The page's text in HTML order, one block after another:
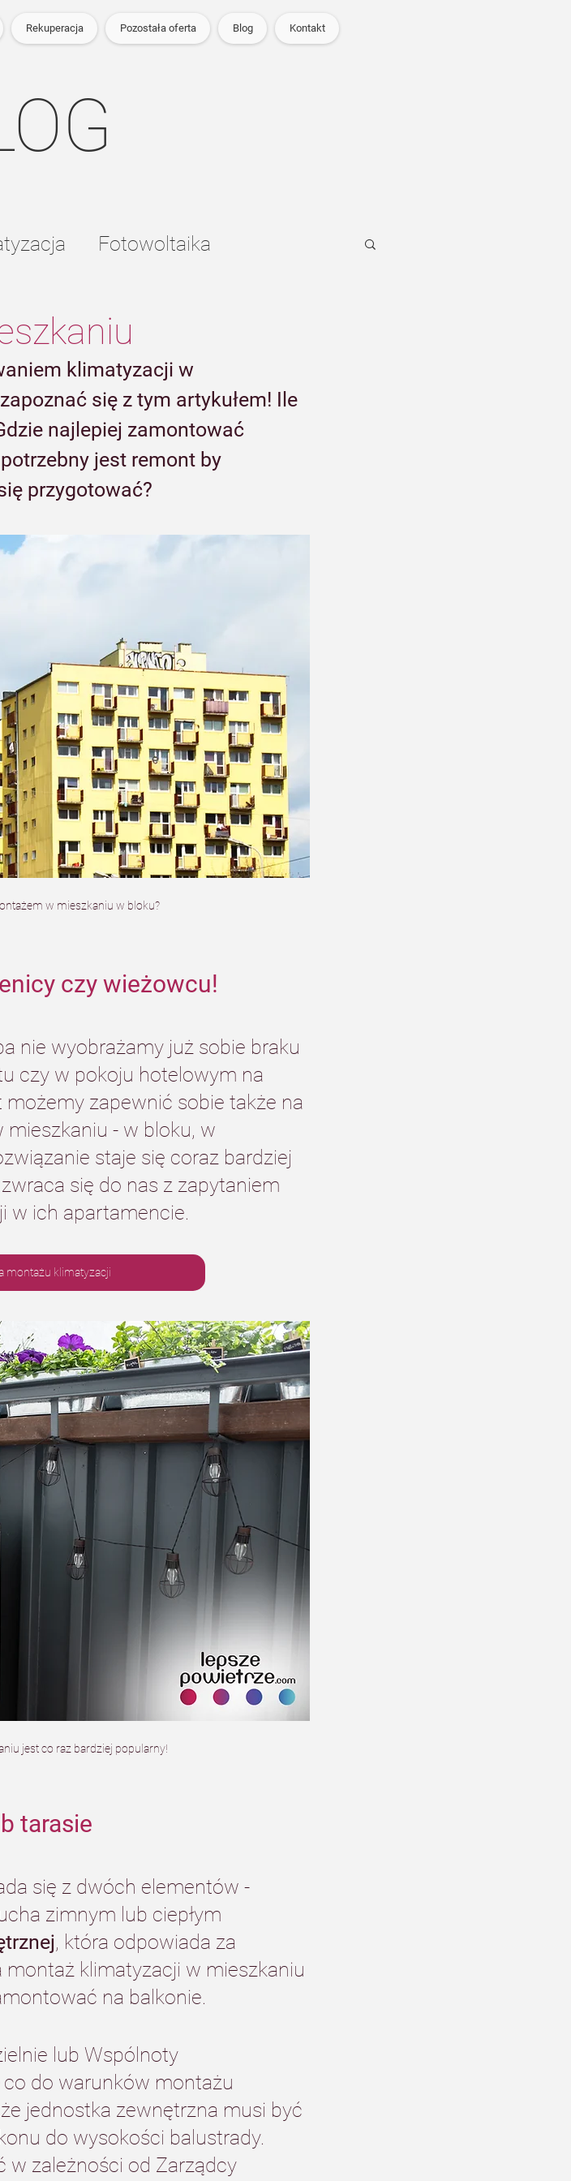
Rekuperacja Pozostała oferta Blog Kontakt
Fotowoltaika
klimatyzacji w
się z tym artykułem! Ile
najlepiej zamontować
jest remont by
przygotować?
w mieszkaniu w bloku?
czy wieżowcu!
nie wyobrażamy już sobie braku
czy w pokoju hotelowym na
zapewnić sobie także na
- w bloku, w
staje się coraz bardziej
się do nas z zapytaniem
w ich apartamencie.
montażu klimatyzacji
jest co raz bardziej popularny!
tarasie
się z dwóch elementów -
zimnym lub ciepłym
, która odpowiada za
montaż klimatyzacji w mieszkaniu
na balkonie.
lub Wspólnoty
do warunków montażu
jednostka zewnętrzna musi być
do wysokości balustrady.
w zależności od Zarządcy